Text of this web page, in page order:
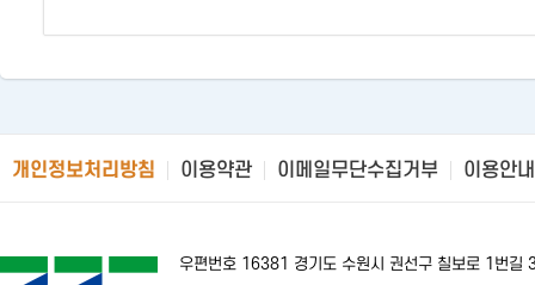
개인정보처리방침 이용약관 이메일무단수집거부 이용안내
우편번호 16381 경기도 수원시 권선구 칠보로 1번길